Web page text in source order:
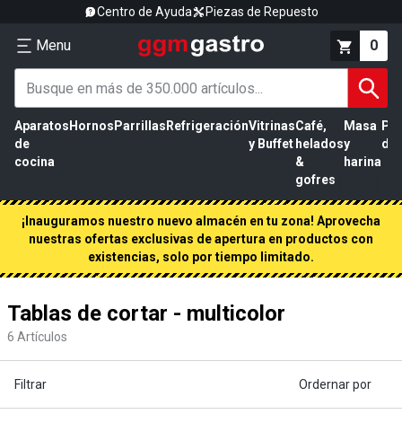
Centro de Ayuda Piezas de Repuesto
Menu 0
Aparatos
de
cocina
Hornos Parrillas RefrigeraciónVitrinas
y Buffet
Café,
helados
&
gofres
Masa
y
harina
de
¡Inauguramos nuestro nuevo almacén en tu zona! Aprovecha
nuestras ofertas exclusivas de apertura en productos con
existencias, solo por tiempo limitado.
Tablas de cortar - multicolor
6 Artículos
Filtrar Ordernar por